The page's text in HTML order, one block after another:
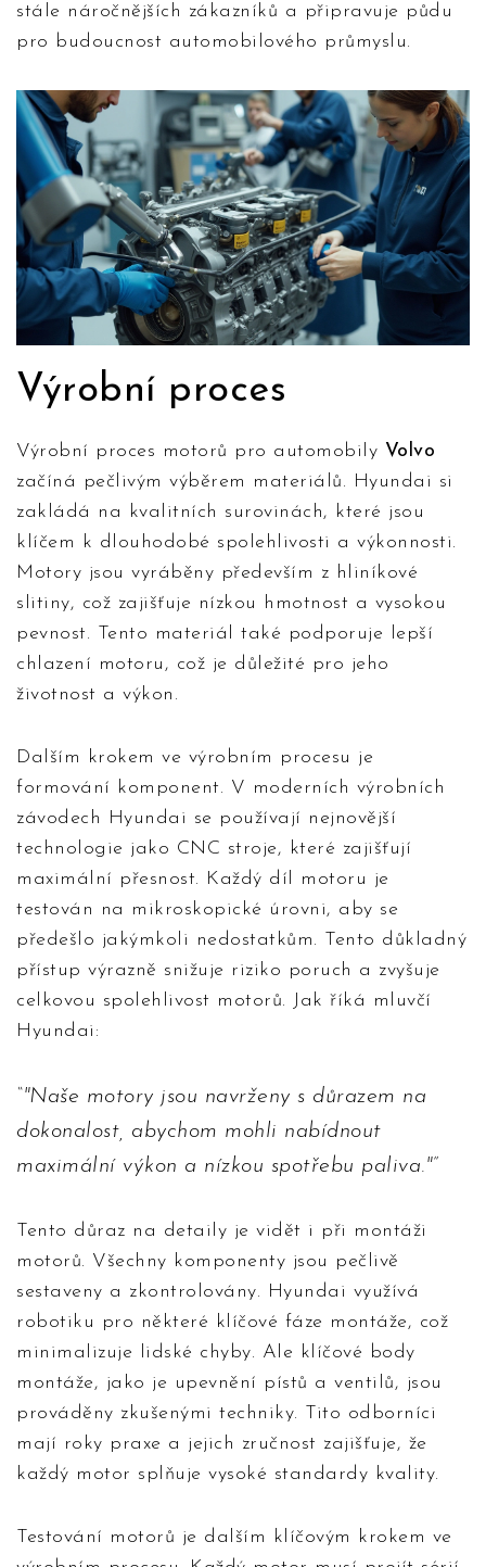
stále náročnějších zákazníků a připravuje půdu
pro budoucnost automobilového průmyslu.
Výrobní proces
Výrobní proces motorů pro automobily Volvo
začíná pečlivým výběrem materiálů. Hyundai si
zakládá na kvalitních surovinách, které jsou
klíčem k dlouhodobé spolehlivosti a výkonnosti.
Motory jsou vyráběny především z hliníkové
slitiny, což zajišťuje nízkou hmotnost a vysokou
pevnost. Tento materiál také podporuje lepší
chlazení motoru, což je důležité pro jeho
životnost a výkon.
Dalším krokem ve výrobním procesu je
formování komponent. V moderních výrobních
závodech Hyundai se používají nejnovější
technologie jako CNC stroje, které zajišťují
maximální přesnost. Každý díl motoru je
testován na mikroskopické úrovni, aby se
předešlo jakýmkoli nedostatkům. Tento důkladný
přístup výrazně snižuje riziko poruch a zvyšuje
celkovou spolehlivost motorů. Jak říká mluvčí
Hyundai:
"Naše motory jsou navrženy s důrazem na
dokonalost, abychom mohli nabídnout
maximální výkon a nízkou spotřebu paliva."
Tento důraz na detaily je vidět i při montáži
motorů. Všechny komponenty jsou pečlivě
sestaveny a zkontrolovány. Hyundai využívá
robotiku pro některé klíčové fáze montáže, což
minimalizuje lidské chyby. Ale klíčové body
montáže, jako je upevnění pístů a ventilů, jsou
prováděny zkušenými techniky. Tito odborníci
mají roky praxe a jejich zručnost zajišťuje, že
každý motor splňuje vysoké standardy kvality.
Testování motorů je dalším klíčovým krokem ve